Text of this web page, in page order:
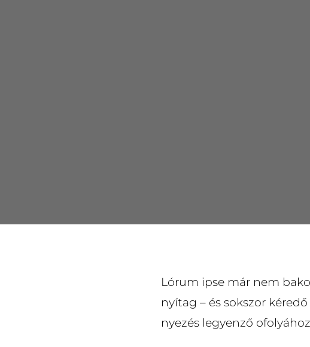
Lórum ipse már nem
nyítag – és sokszor
nyezés legyenző